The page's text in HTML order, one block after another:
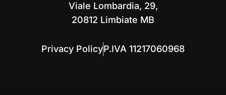
Viale Lombardia, 29,
20812 Limbiate MB
Privacy PolicyP.IVA 11217060968